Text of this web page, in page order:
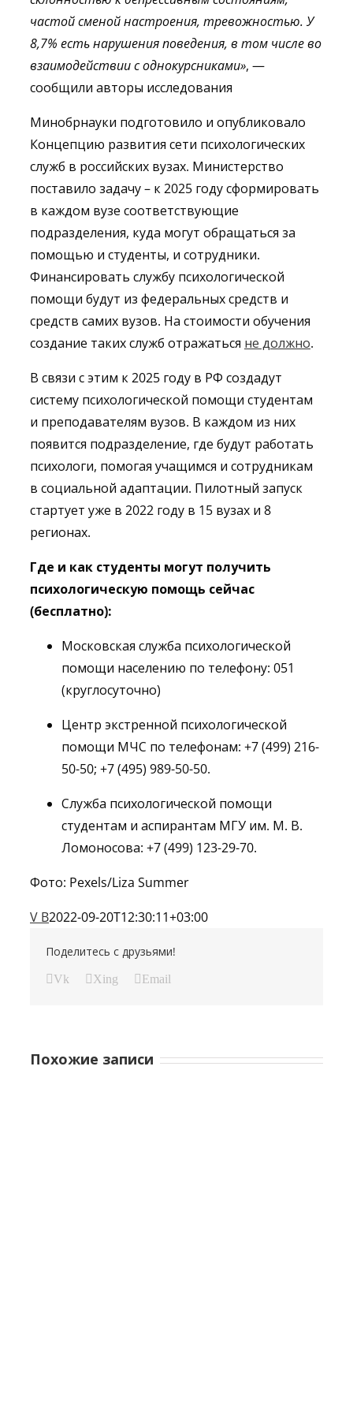
частой сменой настроения, тревожностью. У
8,7% есть нарушения поведения, в том числе во
взаимодействии с однокурсниками», —
сообщили авторы исследования
Минобрнауки подготовило и опубликовало
Концепцию развития сети психологических
служб в российских вузах. Министерство
поставило задачу – к 2025 году сформировать
в каждом вузе соответствующие
подразделения, куда могут обращаться за
помощью и студенты, и сотрудники.
Финансировать службу психологической
помощи будут из федеральных средств и
средств самих вузов. На стоимости обучения
создание таких служб отражаться не должно.
В связи с этим к 2025 году в РФ создадут
систему психологической помощи студентам
и преподавателям вузов. В каждом из них
появится подразделение, где будут работать
психологи, помогая учащимся и сотрудникам
в социальной адаптации. Пилотный запуск
стартует уже в 2022 году в 15 вузах и 8
регионах.
Где и как студенты могут получить
психологическую помощь сейчас
(бесплатно):
Московская служба психологической
помощи населению по телефону: 051
(круглосуточно)
Центр экстренной психологической
помощи МЧС по телефонам: +7 (499) 216-
50-50; +7 (495) 989-50-50.
Служба психологической помощи
студентам и аспирантам МГУ им. М. В.
Ломоносова: +7 (499) 123-29-70.
Фото: Pexels/Liza Summer
V B2022-09-20T12:30:11+03:00
Поделитесь с друзьями!
Vk Xing Email
Похожие записи